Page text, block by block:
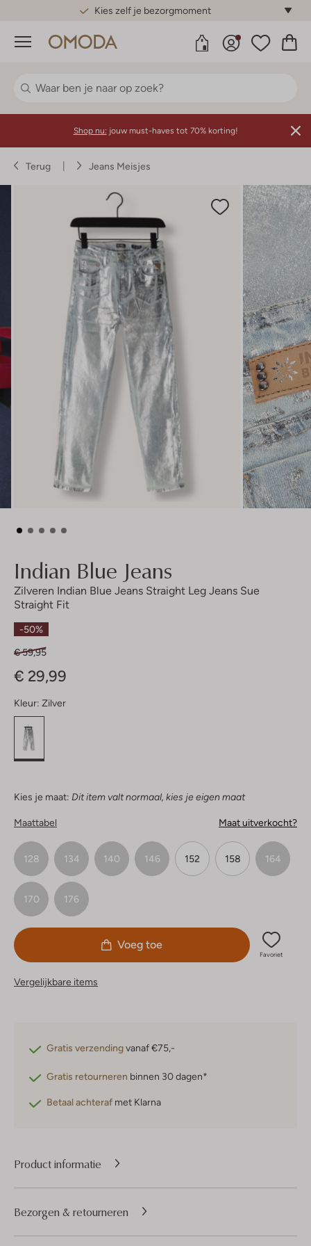
Gratis standaard verzending*
Menu
Shop nu: jouw must-haves tot 70% korting!
Terug Jeans Meisjes
Indian Blue Jeans
Zilveren Indian Blue Jeans Straight Leg Jeans Sue
Straight Fit
-50%
€ 59,95
€ 29,99
Kleur: Zilver
Kies je maat: Dit item valt normaal, kies je eigen maat
Maattabel Maat uitverkocht?
128 134 140 146 152 158 164
170 176
Voeg toe
Favoriet
Vergelijkbare items
Gratis verzendingvanaf €75,-
Gratis retourneren binnen 30 dagen*
Betaal achteraf met Klarna
Product informatie
Bezorgen & retourneren